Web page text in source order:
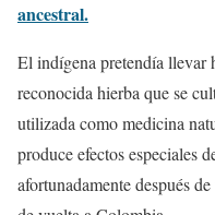
ancestral.
El indígena pretendía llevar
reconocida hierba que se
utilizada como medicina
produce efectos especiales
afortunadamente después